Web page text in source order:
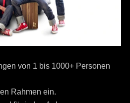
von 1 bis 1000+ Personen
Rahmen ein.